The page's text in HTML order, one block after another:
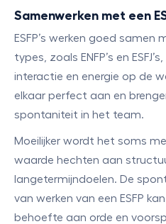
Samenwerken met een
ESFP’s werken goed samen
types, zoals ENFP’s en
interactie en energie op de
elkaar perfect aan en
spontaniteit in het team.
Moeilijker wordt het soms met
waarde hechten aan
langetermijndoelen. De
van werken van een ESFP
behoefte aan orde en